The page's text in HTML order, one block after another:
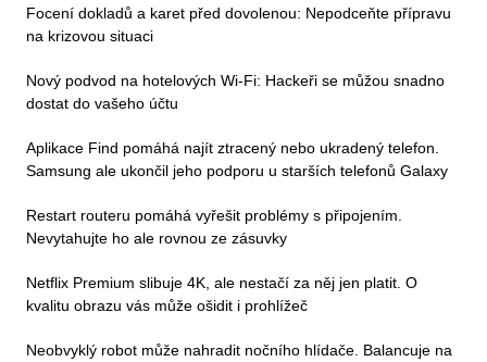
Focení dokladů a karet před dovolenou: Nepodceňte přípravu
na krizovou situaci
Nový podvod na hotelových Wi-Fi: Hackeři se můžou snadno
dostat do vašeho účtu
Aplikace Find pomáhá najít ztracený nebo ukradený telefon.
Samsung ale ukončil jeho podporu u starších telefonů Galaxy
Restart routeru pomáhá vyřešit problémy s připojením.
Nevytahujte ho ale rovnou ze zásuvky
Netflix Premium slibuje 4K, ale nestačí za něj jen platit. O
kvalitu obrazu vás může ošidit i prohlížeč
Neobvyklý robot může nahradit nočního hlídače. Balancuje na